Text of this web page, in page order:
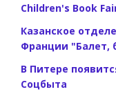
Children's Book
Казанское
Франции "Балет,
В Питере
Соцбыта